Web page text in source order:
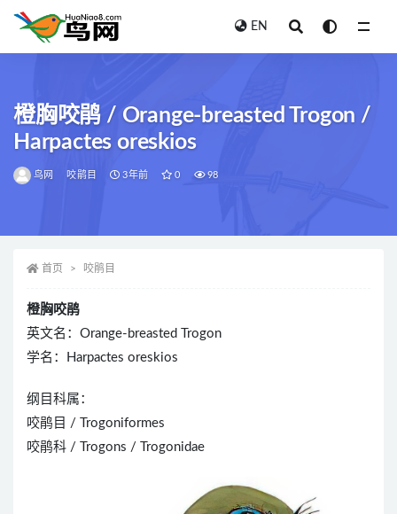
EN
橙胸咬鹃 / Orange-breasted Trogon /
Harpactes oreskios
鸟网 咬鹃目 3年前 0 98
首页 咬鹃目
橙胸咬鹃
英文名：Orange-breasted Trogon
学名：Harpactes oreskios
纲目科属：
咬鹃目 / Trogoniformes
咬鹃科 / Trogons / Trogonidae